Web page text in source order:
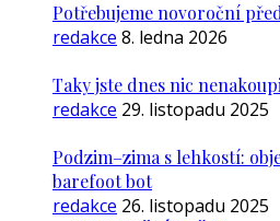
Potřebujeme novoroční
redakce 8. ledna 2026
Taky jste dnes nic
redakce 29. listopadu 2025
Podzim–zima s lehkostí:
barefoot bot
redakce 26. listopadu 2025